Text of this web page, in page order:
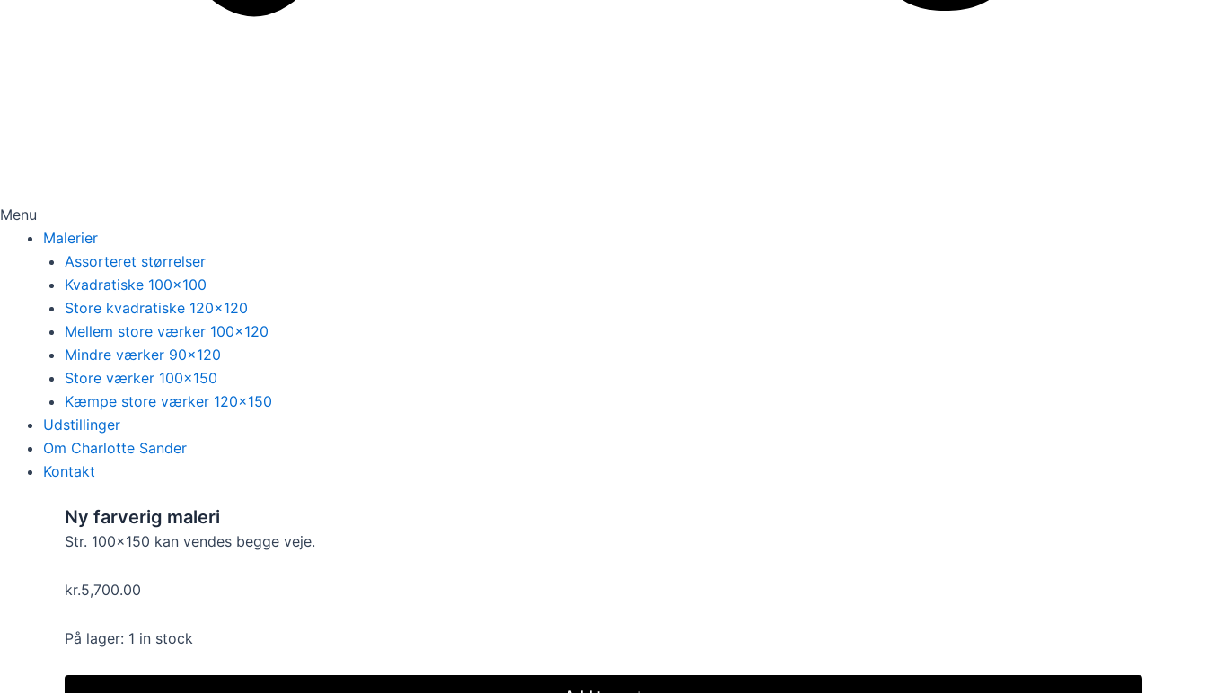
Menu
Malerier
Assorteret størrelser
Kvadratiske 100×100
Store kvadratiske 120×120
Mellem store værker 100×120
Mindre værker 90×120
Store værker 100×150
Kæmpe store værker 120×150
Udstillinger
Om Charlotte Sander
Kontakt
Ny farverig maleri
Str. 100×150 kan vendes begge veje.
kr.5,700.00
På lager: 1 in stock